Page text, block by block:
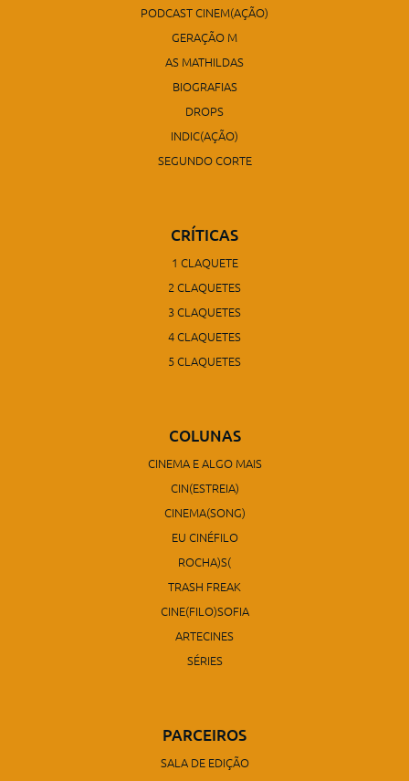
PODCAST CINEM(AÇÃO)
GERAÇÃO M
AS MATHILDAS
BIOGRAFIAS
DROPS
INDIC(AÇÃO)
SEGUNDO CORTE
CRÍTICAS
1 CLAQUETE
2 CLAQUETES
3 CLAQUETES
4 CLAQUETES
5 CLAQUETES
COLUNAS
CINEMA E ALGO MAIS
CIN(ESTREIA)
CINEMA(SONG)
EU CINÉFILO
ROCHA)S(
TRASH FREAK
CINE(FILO)SOFIA
ARTECINES
SÉRIES
PARCEIROS
SALA DE EDIÇÃO